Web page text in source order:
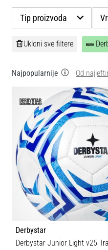
Tip proizvoda
Ukloni sve filtere
Najpopularnije Od
Derbystar
Derbystar Junior Light v25